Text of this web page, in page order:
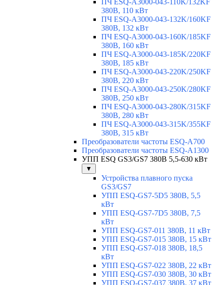
ПЧ ESQ-A3000-043-110K/132KF
380В, 110 кВт
ПЧ ESQ-A3000-043-132K/160KF
380В, 132 кВт
ПЧ ESQ-A3000-043-160K/185KF
380В, 160 кВт
ПЧ ESQ-A3000-043-185K/220KF
380В, 185 кВт
ПЧ ESQ-A3000-043-220K/250KF
380В, 220 кВт
ПЧ ESQ-A3000-043-250K/280KF
380В, 250 кВт
ПЧ ESQ-A3000-043-280K/315KF
380В, 280 кВт
ПЧ ESQ-A3000-043-315K/355KF
380В, 315 кВт
Преобразователи частоты ESQ-A700
Преобразователи частоты ESQ-A1300
УПП ESQ GS3/GS7 380В 5,5-630 кВт
▼
Устройства плавного пуска
GS3/GS7
УПП ESQ-GS7-5D5 380В, 5,5
кВт
УПП ESQ-GS7-7D5 380В, 7,5
кВт
УПП ESQ-GS7-011 380В, 11 кВт
УПП ESQ-GS7-015 380В, 15 кВт
УПП ESQ-GS7-018 380В, 18,5
кВт
УПП ESQ-GS7-022 380В, 22 кВт
УПП ESQ-GS7-030 380В, 30 кВт
УПП ESQ-GS7-037 380В, 37 кВт